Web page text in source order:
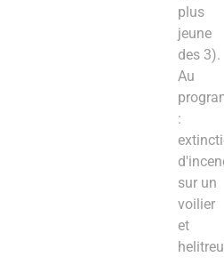
plus
jeune
des 3).
Au
:
sur un
voilier
et